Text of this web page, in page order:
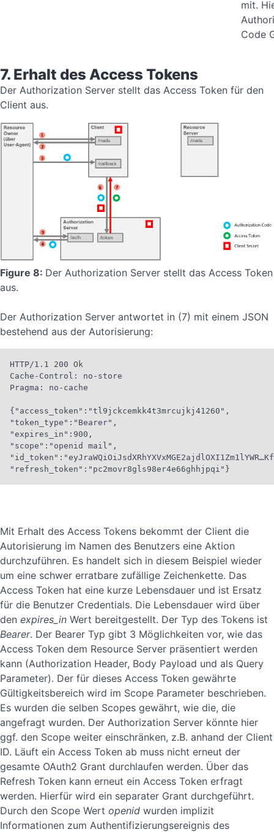
mit.
Code
7. Erhalt des Access Tokens
Der Authorization Server stellt das Access Token für den
Client aus.
Figure 8: Der Authorization Server stellt das Access Token
aus.
Der Authorization Server antwortet in (7) mit einem JSON
bestehend aus der Autorisierung:
HTTP/1.1 200 Ok
Cache-Control: no-store
Pragma: no-cache
{"access_token":"tl9jckcemkk4t3mrcujkj41260",
"token_type":"Bearer",
"expires_in":900,
"scope":"openid mail",
"refresh_token":"pc2movr8gls98er4e66ghhjpqi"}
Mit Erhalt des Access Tokens bekommt der Client die
Autorisierung im Namen des Benutzers eine Aktion
durchzuführen. Es handelt sich in diesem Beispiel wieder
um eine schwer erratbare zufällige Zeichenkette. Das
Access Token hat eine kurze Lebensdauer und ist Ersatz
für die Benutzer Credentials. Die Lebensdauer wird über
den expires_in Wert bereitgestellt. Der Typ des Tokens ist
Bearer. Der Bearer Typ gibt 3 Möglichkeiten vor, wie das
Access Token dem Resource Server präsentiert werden
kann (Authorization Header, Body Payload und als Query
Parameter). Der für dieses Access Token gewährte
Gültigkeitsbereich wird im Scope Parameter beschrieben.
Es wurden die selben Scopes gewährt, wie die, die
angefragt wurden. Der Authorization Server könnte hier
ggf. den Scope weiter einschränken, z.B. anhand der Client
ID. Läuft ein Access Token ab muss nicht erneut der
gesamte OAuth2 Grant durchlaufen werden. Über das
Refresh Token kann erneut ein Access Token erfragt
werden. Hierfür wird ein separater Grant durchgeführt.
Durch den Scope Wert openid wurden implizit
Informationen zum Authentifizierungsereignis des